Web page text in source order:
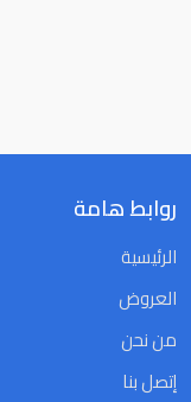
روابط هامة
الرئيسية
العروض
من نحن
إتصل بنا